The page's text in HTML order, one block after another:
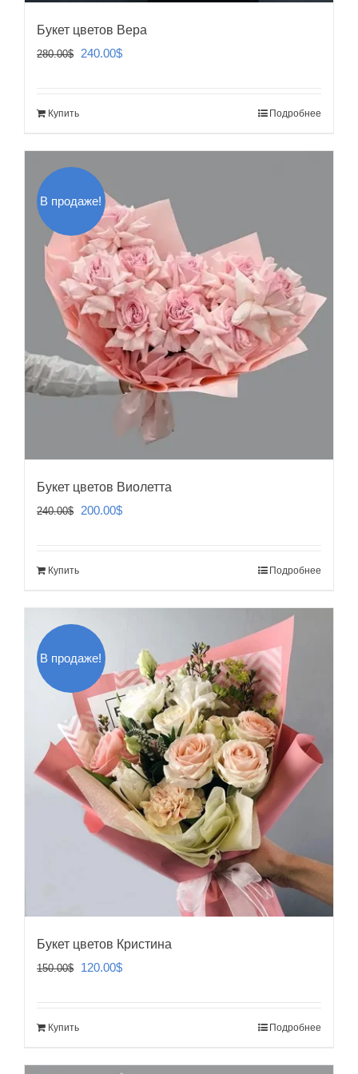
Букет цветов Вера
280.00$
Первоначальная
240.00$Текущая
Купить Подробнее
В продаже!
Букет цветов Виолетта
240.00$
Первоначальная
200.00$Текущая
Купить Подробнее
В продаже!
Букет цветов Кристина
150.00$
Первоначальная
120.00$Текущая
Купить Подробнее